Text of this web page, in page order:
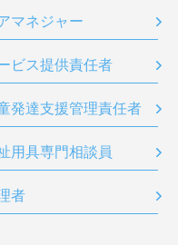
マネジャー
ビス提供責任者
発達支援管理責任者
用具専門相談員
者